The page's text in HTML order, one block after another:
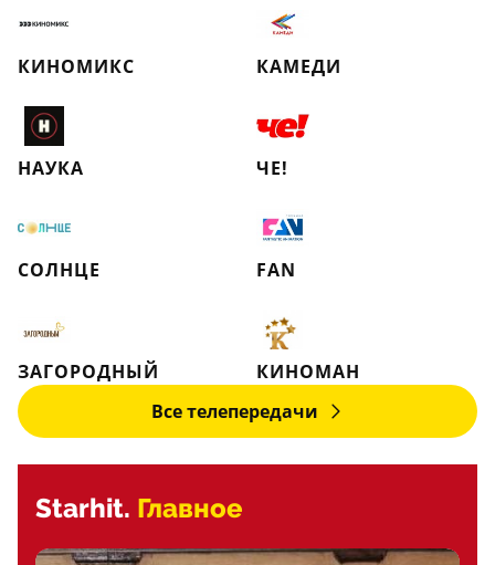
КИНОМИКС КАМЕДИ
НАУКА ЧЕ!
СОЛНЦЕ FAN
ЗАГОРОДНЫЙ
КИНОМАН
Все телепередачи
Starhit. Главное